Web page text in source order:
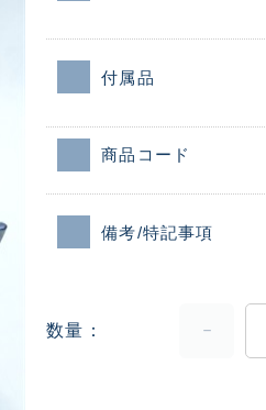
付属品
商品コード
備考/特記事項
数量